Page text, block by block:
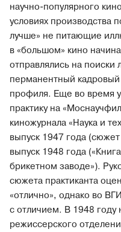
научно-популярного
условиях производства
лучше» не питающие
в «большом» кино
отправлялись на
перманентный кадровый
профиля. Еще во время
практику на
киножурнала «Наука и
выпуск 1947 года
выпуск 1948 года
брикетном заводе»).
сюжета практиканта
«отлично», однако во
с отличием. В 1948 году
режиссерского